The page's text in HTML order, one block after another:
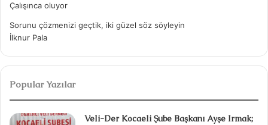
Çalışınca oluyor
Sorunu çözmenizi geçtik, iki güzel söz söyleyin
İlknur Pala
Popular Yazılar
Veli-Der Kocaeli Şube Başkanı Ayşe Irmak;